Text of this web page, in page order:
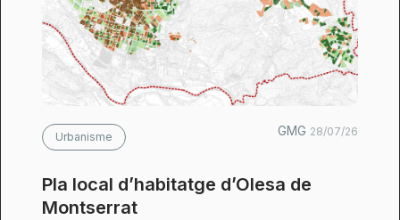
Urbanisme GMG 28/07/26
Pla local d’habitatge d’Olesa de
Montserrat